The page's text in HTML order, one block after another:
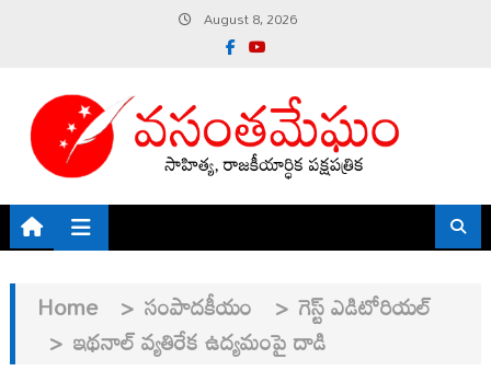
content
August 8, 2026
Home > సంపాదకీయం > గెస్ట్ ఎడిటోరియల్
> ఇథనాల్ వ్యతిరేక ఉద్యమంపై దాడి